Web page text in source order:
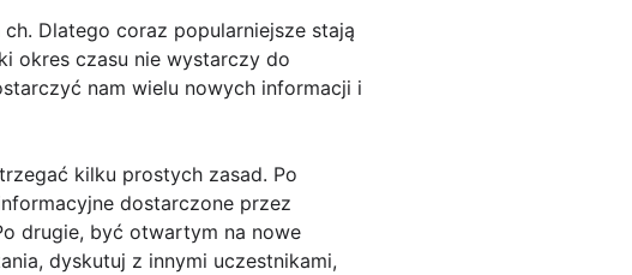
Dlatego coraz popularniejsze stają
okres czasu nie wystarczy do
nam wielu nowych informacji i
kilku prostych zasad. Po
dostarczone przez
drugie, być otwartym na nowe
dyskutuj z innymi uczestnikami,